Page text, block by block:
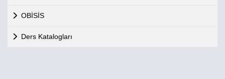
OBİSİS
Ders Katalogları